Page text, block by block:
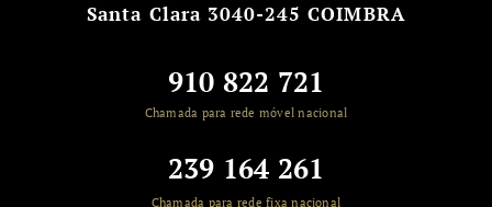
Santa Clara 3040-245 COIMBRA
910 822 721
Chamada para rede móvel nacional
239 164 261
Chamada para rede fixa nacional